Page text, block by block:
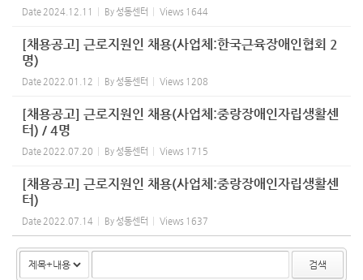
Date 2024.12.11 By성동센터 Views 1644
[채용공고] 근로지원인 채용(사업체:한국근육장애인협회 2
명)
Date 2022.01.12 By성동센터 Views 1208
[채용공고] 근로지원인 채용(사업체:중랑장애인자립생활센
터) / 4명
Date 2022.07.20 By성동센터 Views 1715
[채용공고] 근로지원인 채용(사업체:중랑장애인자립생활센
터)
Date 2022.07.14 By성동센터 Views 1637
검색